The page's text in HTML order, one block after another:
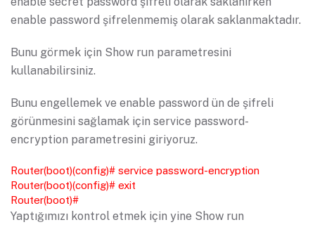
enable password şifrelenmemiş olarak saklanmaktadır.
Bunu görmek için Show run parametresini
kullanabilirsiniz.
Bunu engellemek ve enable password ün de şifreli
görünmesini sağlamak için service password-
encryption parametresini giriyoruz.
Router(boot)(config)# service password-encryption
Router(boot)(config)# exit
Router(boot)#
Yaptığımızı kontrol etmek için yine Show run